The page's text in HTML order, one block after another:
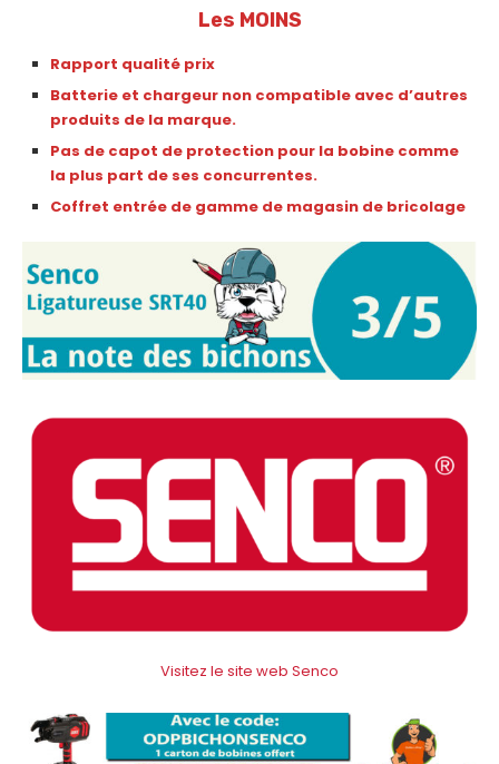
Les MOINS
Rapport qualité prix
Batterie et chargeur non compatible avec d’autres
produits de la marque.
Pas de capot de protection pour la bobine comme
la plus part de ses concurrentes.
Coffret entrée de gamme de magasin de bricolage
Visitez le site web Senco